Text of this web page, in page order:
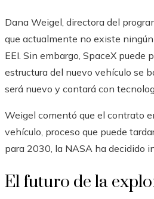
Dana Weigel, directora del
que actualmente no existe
EEI. Sin embargo, SpaceX
estructura del nuevo vehículo se
será nuevo y contará con
Weigel comentó que el contrato
vehículo, proceso que puede
para 2030, la NASA ha decidido
El futuro de la